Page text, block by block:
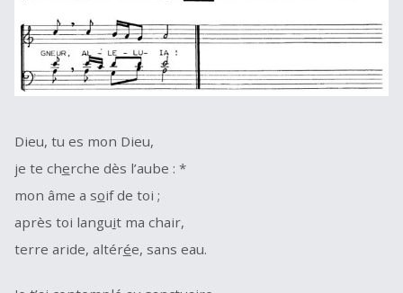
Dieu, tu es mon Dieu,
je te cherche dès l’aube : *
mon âme a soif de toi ;
après toi languit ma chair,
terre aride, altérée, sans eau.